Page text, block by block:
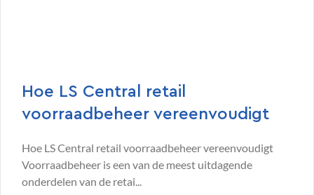
Hoe LS Central retail
voorraadbeheer vereenvoudigt
Hoe LS Central retail voorraadbeheer vereenvoudigt
Voorraadbeheer is een van de meest uitdagende
onderdelen van de retai...